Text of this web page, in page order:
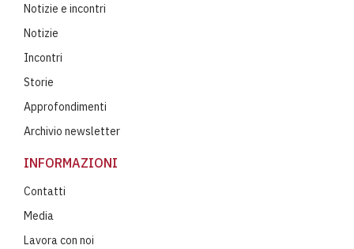
Notizie e incontri
Notizie
Incontri
Storie
Approfondimenti
Archivio newsletter
INFORMAZIONI
Contatti
Media
Lavora con noi